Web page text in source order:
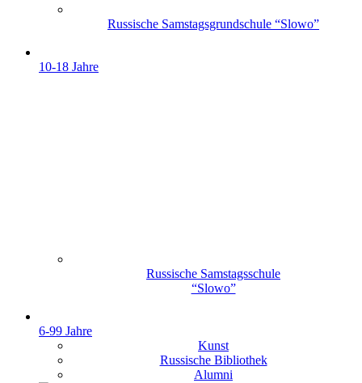
Russische Samstagsgrundschule “Slowo”
10-18 Jahre
Russische Samstagsschule
“Slowo”
6-99 Jahre
Kunst
Russische Bibliothek
Alumni